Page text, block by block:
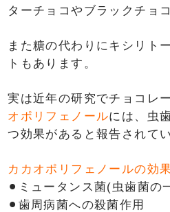
ターチョコやブラックチョ
また糖の代わりにキシリト
トもあります。
実は近年の研究でチョコレ
オポリフェノールには、虫
つ効果があると報告されて
カカオポリフェノールの効果
⚫︎ミュータンス菌(虫歯菌の
⚫︎歯周病菌への殺菌作用